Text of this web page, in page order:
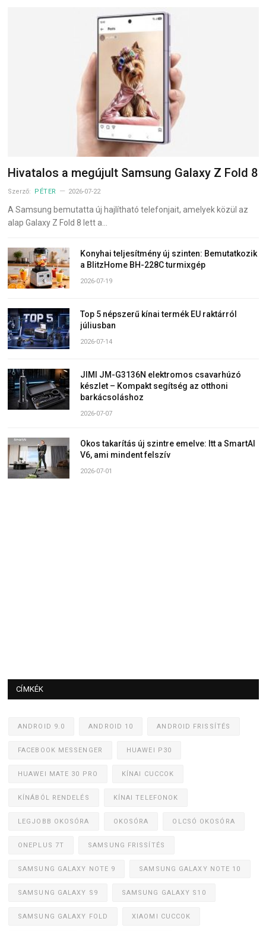
Hivatalos a megújult Samsung Galaxy Z Fold 8
Szerző: PÉTER 2026-07-22
A Samsung bemutatta új hajlítható telefonjait, amelyek közül az
alap Galaxy Z Fold 8 lett a…
Konyhai teljesítmény új szinten: Bemutatkozik
a BlitzHome BH-228C turmixgép
2026-07-19
Top 5 népszerű kínai termék EU raktárról
júliusban
2026-07-14
JIMI JM-G3136N elektromos csavarhúzó
készlet – Kompakt segítség az otthoni
barkácsoláshoz
2026-07-07
Okos takarítás új szintre emelve: Itt a SmartAI
V6, ami mindent felszív
2026-07-01
CÍMKÉK
ANDROID 9.0 ANDROID 10 ANDROID FRISSÍTÉS
FACEBOOK MESSENGER HUAWEI P30
HUAWEI MATE 30 PRO KÍNAI CUCCOK
KÍNÁBÓL RENDELÉS KÍNAI TELEFONOK
LEGJOBB OKOSÓRA OKOSÓRA OLCSÓ OKOSÓRA
ONEPLUS 7T SAMSUNG FRISSÍTÉS
SAMSUNG GALAXY NOTE 9 SAMSUNG GALAXY NOTE 10
SAMSUNG GALAXY S9 SAMSUNG GALAXY S10
SAMSUNG GALAXY FOLD XIAOMI CUCCOK